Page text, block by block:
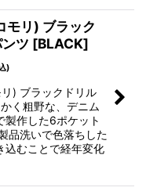
リ) ブラック
ンツ [BLACK]
)
) ブラックドリル
く粗野な、デニム
製作した6ポケット
品洗いで色落ちした
込むことで経年変化